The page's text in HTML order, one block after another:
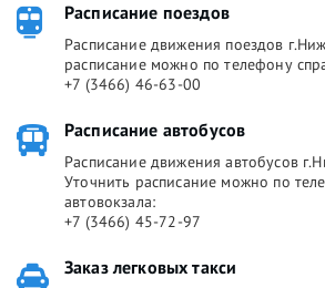
Расписание поездов
Расписание движения поездов
расписание можно по телефону
+7 (3466) 46-63-00
Расписание автобусов
Расписание движения автобусов
Уточнить расписание можно по
автовокзала:
+7 (3466) 45-72-97
Заказ легковых такси